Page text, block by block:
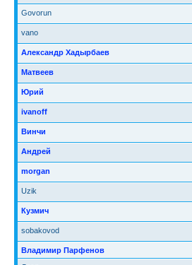
Govorun
vano
Александр Хадырбаев
Матвеев
Юрий
ivanoff
Винчи
Андрей
morgan
Uzik
Кузмич
sobakovod
Владимир Парфенов